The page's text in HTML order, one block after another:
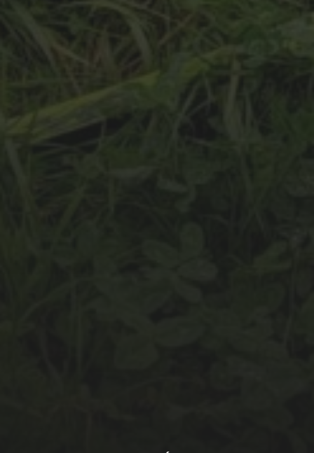
11.2.2023
(ZNOVU)OBJEVOVÁNÍ
BRNĚNSKA NA TREKOVI